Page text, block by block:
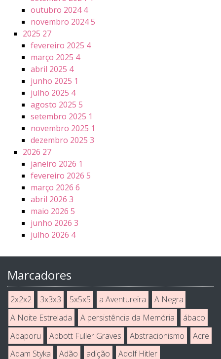
outubro 20244
novembro 20245
2025 27
fevereiro 2025 4
março 2025 4
abril 2025 4
junho 2025 1
julho 2025 4
agosto 2025 5
setembro 2025 1
novembro 2025 1
dezembro 2025 3
2026 27
janeiro 2026 1
fevereiro 2026 5
março 2026 6
abril 2026 3
maio 2026 5
junho 2026 3
julho 2026 4
Marcadores
2x2x2 3x3x3 5x5x5 a Aventureira
A Negra
A Noite Estrelada
A persistência da Memória
ábaco
Abaporu
Abbott Fuller Graves Abstracionismo
Acre
Adam Styka
Adão adição
Adolf Hitler